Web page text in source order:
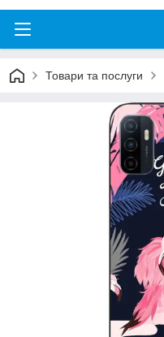
Товари та послуги